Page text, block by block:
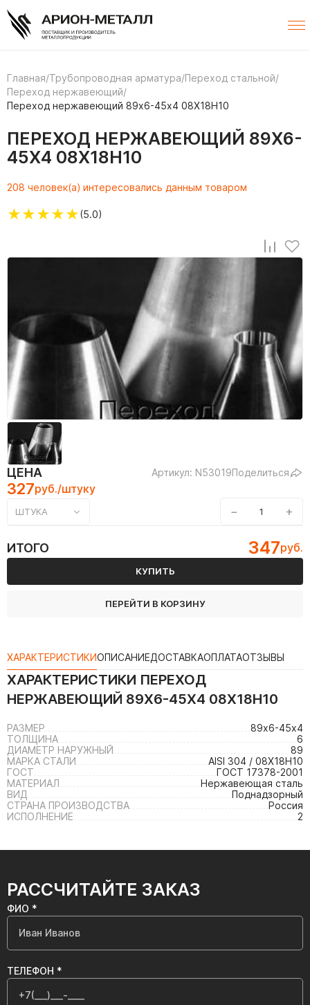
Главная/Трубопроводная арматура/Переход стальной/
Переход нержавеющий/
Переход нержавеющий 89х6-45х4 08Х18Н10
ПЕРЕХОД НЕРЖАВЕЮЩИЙ 89Х6-
45Х4 08Х18Н10
208 человек(а) интересовались данным товаром
★★★★★(5.0)
ЦЕНА Артикул: N53019Поделиться
327руб./штуку
ШТУКА − +
ИТОГО 347руб.
КУПИТЬ
ПЕРЕЙТИ В КОРЗИНУ
ХАРАКТЕРИСТИКИОПИСАНИЕДОСТАВКАОПЛАТАОТЗЫВЫ
ХАРАКТЕРИСТИКИ ПЕРЕХОД
НЕРЖАВЕЮЩИЙ 89Х6-45Х4 08Х18Н10
РАЗМЕР
89х6-45х4
ТОЛЩИНА
6
ДИАМЕТР НАРУЖНЫЙ
89
МАРКА СТАЛИ
AISI 304 / 08Х18Н10
ГОСТ
ГОСТ 17378-2001
МАТЕРИАЛ
Нержавеющая сталь
ВИД
Поднадзорный
СТРАНА ПРОИЗВОДСТВА
Россия
ИСПОЛНЕНИЕ
2
РАССЧИТАЙТЕ ЗАКАЗ
ФИО *
ТЕЛЕФОН *